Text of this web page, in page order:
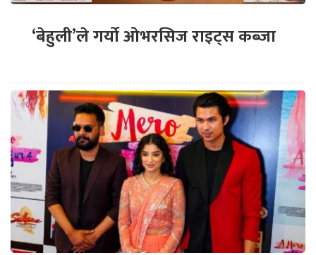
‘बेहुली’ले गर्यो ओभरसिज राइट्स कब्जा